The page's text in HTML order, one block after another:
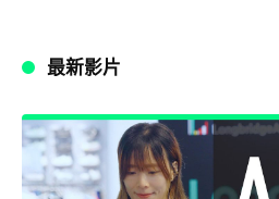
最新影片